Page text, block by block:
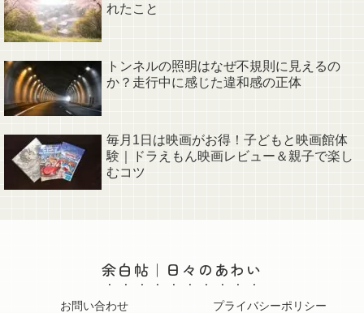
れたこと
トンネルの照明はなぜ不規則に見えるの
か？走行中に感じた違和感の正体
毎月1日は映画がお得！子どもと映画館体
験｜ドラえもん映画レビュー＆親子で楽し
むコツ
余白帖｜日々のあわい
お問い合わせ プライバシーポリシー